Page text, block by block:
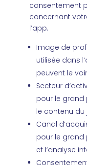
consentement
concernant
l’app.
Image de
utilisée dans
peuvent le voir
Secteur
pour le grand
le contenu du
Canal
pour le grand
et l’analyse